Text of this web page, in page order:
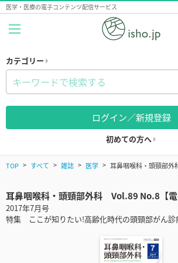
医学・医療の電子コンテンツ配信サービス
カテゴリー
ログイン／新規登録
初めての方へ
TOP すべて 雑誌 医学 耳鼻咽喉科・頭頸部
耳鼻咽喉科・頭頸部外科 Vol.89 No.8【電
2017年7月号
特集 ここが知りたい!高齢化時代の頭頸部がん診